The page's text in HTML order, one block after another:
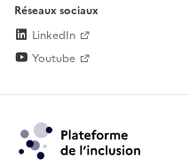
Réseaux sociaux
LinkedIn
Youtube